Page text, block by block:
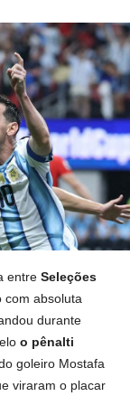
entre Seleções
com absoluta
durante
o pênalti
goleiro Mostafa
viraram o placar